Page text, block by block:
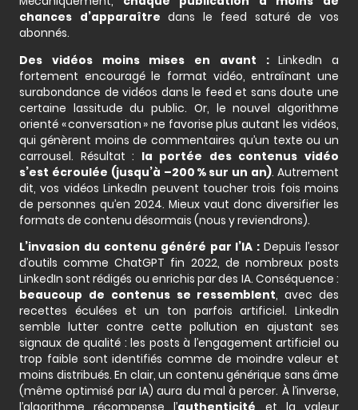
chances d’apparaître dans le feed saturé de vos
abonnés.
Des vidéos moins mises en avant :LinkedIn a
fortement encouragé le format vidéo, entraînant une
surabondance de vidéos dans le feed et sans doute une
certaine lassitude du public. Or, le nouvel algorithme
orienté « conversation » ne favorise plus autant les vidéos,
qui génèrent moins de commentaires qu’un texte ou un
carrousel. Résultat : la portée des contenus vidéo
s’est écroulée (jusqu’à –200 % sur un an). Autrement
dit, vos vidéos LinkedIn peuvent toucher trois fois moins
de personnes qu’en 2024. Mieux vaut donc diversifier les
formats de contenu désormais (nous y reviendrons).
L’invasion du contenu généré par l’IA : Depuis l’essor
d’outils comme ChatGPT fin 2022, de nombreux posts
LinkedIn sont rédigés ou enrichis par des IA. Conséquence :
beaucoup de contenus se ressemblent, avec des
recettes éculées et un ton parfois artificiel. LinkedIn
semble lutter contre cette pollution en ajustant ses
signaux de qualité : les posts à l’engagement artificiel ou
trop faible sont identifiés comme de moindre valeur et
moins distribués. En clair, un contenu générique sans âme
(même optimisé par IA) aura du mal à percer. À l’inverse,